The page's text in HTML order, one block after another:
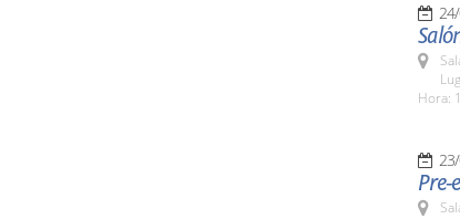
Hora:
Pre-